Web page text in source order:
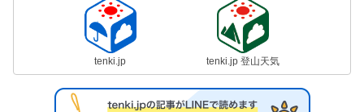
tenki.jp tenki.jp 登山天気